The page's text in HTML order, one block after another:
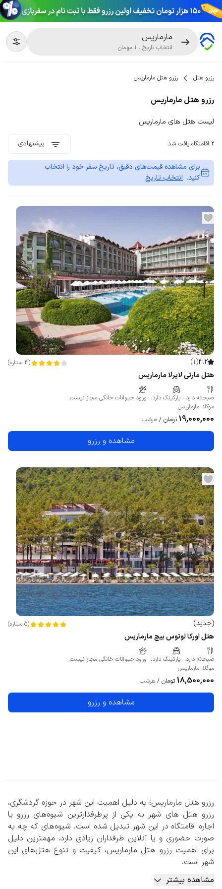
مارماریس
انتخاب تاریخ .
1 مهمان
رزرو هتل رزرو هتل مارماریس
رزرو هتل مارماریس
لیست هتل های مارماریس
2 اقامتگاه یافت شد. پیشنهادی
برای مشاهده قیمت‌های دقیق، تاریخ سفر خود را انتخاب
کنید. انتخاب تاریخ
4.2
(
1
)
(
4 ستاره)
هتل مارتی لاپرلا مارماریس
صبحانه دارد. پارکینگ دارد. ورود حیوانات خانگی مجاز نیست.
موگلا، مارماریس
19,000,000 تومان / هرشب
مشاهده و رزرو
(جدید)
(
5 ستاره)
هتل اورکا لوتوس بیچ مارماریس
صبحانه دارد. پارکینگ دارد. ورود حیوانات خانگی مجاز نیست.
موگلا، مارماریس
18,500,000 تومان / هرشب
مشاهده و رزرو
رزرو هتل مارماریس؛ به دلیل اهمیت این شهر در حوزه گردشگری،
رزرو هتل های شهر به یکی از پرطرفدارترین شیوه‌های رزرو یا
اجاره اقامتگاه در این شهر تبدیل شده است. شیوه‌های که چه به
صورت حضوری و یا آنلاین طرفداران زیادی دارد. مهمترین دلیل
برای اهمیت رزرو هتل مارماریس، کیفیت و تنوع هتل‌های این
شهر است.
هتل‌های این منطقه علاوه بر اینکه طبق قوانین معتبر صنعت
هتلداری تنوع زیادی دارند، در خصوص تعداد ستاره‌ها و امکانات
مشاهده بیشتر